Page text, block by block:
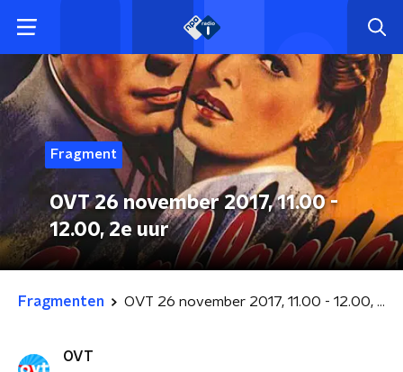
Fragment
OVT 26 november 2017, 11.00 -
12.00, 2e uur
Fragmenten OVT 26 november 2017, 11.00 - 12.00, 2e uur
OVT